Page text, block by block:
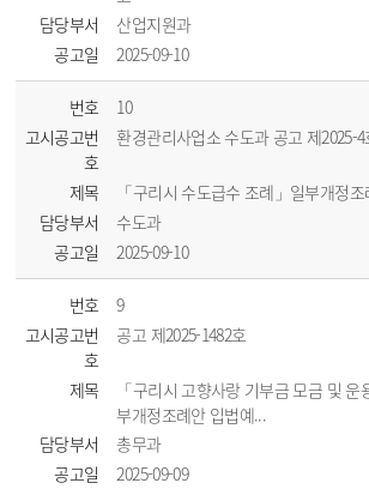
담당부서
산업지원과
공고일
2025-09-10
번호
10
고시공고번
호
환경관리사업소 수도과 공고 제2025-4
제목
「구리시 수도급수 조례」일부개정
담당부서
수도과
공고일
2025-09-10
번호
9
고시공고번
호
공고 제2025-1482호
제목
「구리시 고향사랑 기부금 모금 및
부개정조례안 입법예...
담당부서
총무과
공고일
2025-09-09